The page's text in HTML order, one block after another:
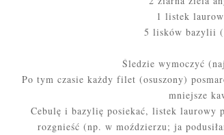
1 listek
5 lisków bazylii
Śledzie wymoczyć
Po tym czasie każdy filet (osuszony)
mniejsze
Cebulę i bazylię posiekać, listek laurowy
rozgnieść (np. w moździerzu; ja